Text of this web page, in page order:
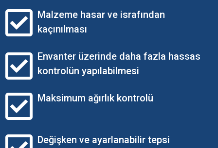
Malzeme hasar ve israfından
kaçınılması
Envanter üzerinde daha fazla hassas
kontrolün yapılabilmesi
Maksimum ağırlık kontrolü
Değişken ve ayarlanabilir tepsi